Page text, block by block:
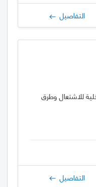
التفاصيل
للاشتعال وطرق
التفاصيل